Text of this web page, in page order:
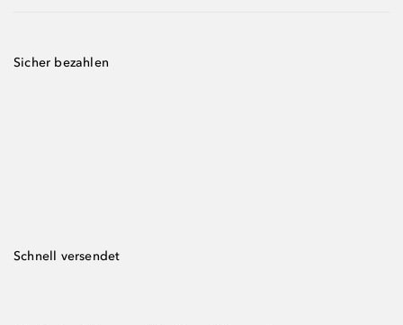
Sicher bezahlen
Schnell versendet